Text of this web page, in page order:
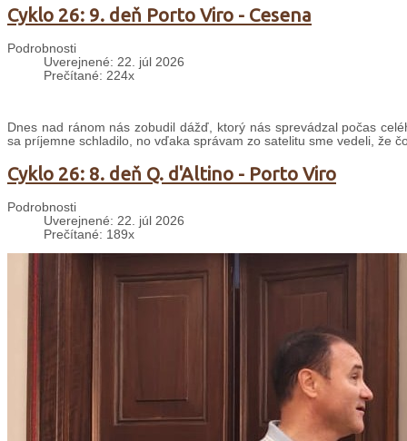
Cyklo 26: 9. deň Porto Viro - Cesena
Podrobnosti
Uverejnené: 22. júl 2026
Prečítané: 224x
Dnes nad ránom nás zobudil dážď, ktorý nás sprevádzal počas
sa príjemne schladilo, no vďaka správam zo satelitu sme vedeli, že
Cyklo 26: 8. deň Q. d'Altino - Porto Viro
Podrobnosti
Uverejnené: 22. júl 2026
Prečítané: 189x